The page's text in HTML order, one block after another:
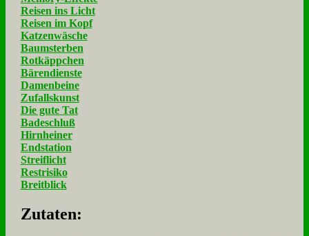
Reisen ins Licht
Reisen im Kopf
Katzenwäsche
Baumsterben
Rotkäppchen
Bärendienste
Damenbeine
Zufallskunst
Die gute Tat
Badeschluß
Hirnheiner
Endstation
Streiflicht
Restrisiko
Breitblick
Zu­ta­ten: